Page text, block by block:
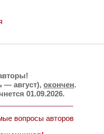
— август), окончен.
01.09.2026.
вопросы авторов